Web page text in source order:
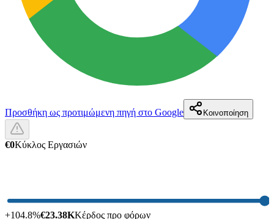
Προσθήκη ως προτιμώμενη πηγή στο Google Κοινοποίηση
€0Κύκλος Εργασιών
+104.8%€23.38KΚέρδος προ φόρων